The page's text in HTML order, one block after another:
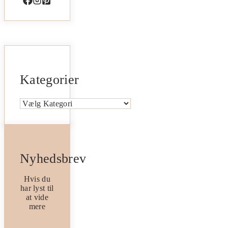
Kategorier
Kategorier
Nyhedsbrev
Hvis du
har lyst til
at vide
mere